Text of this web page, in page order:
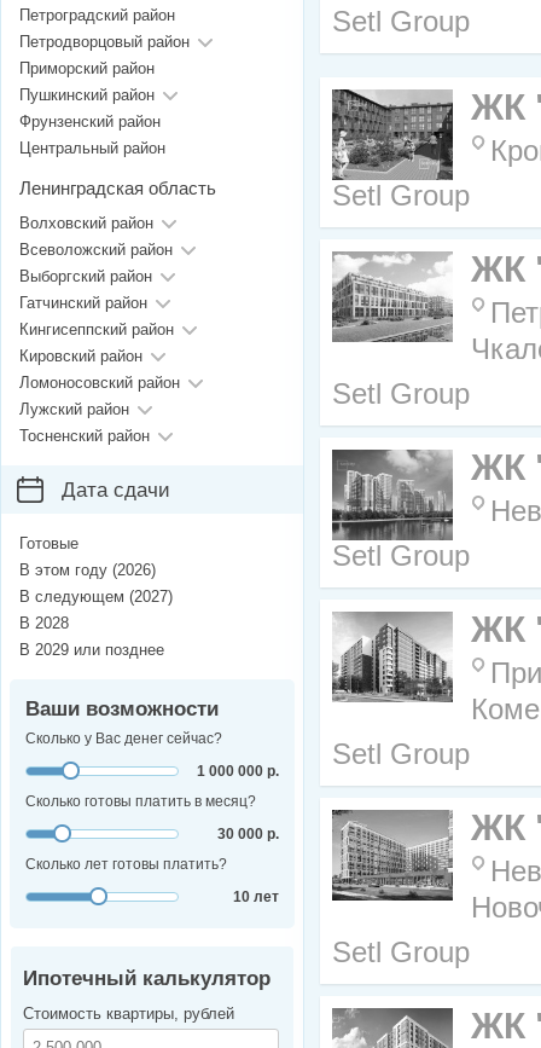
Setl Group
ЖК
Setl Group
ЖК
Setl Group
ЖК
Setl Group
ЖК
Setl Group
ЖК
Setl Group
ЖК
Петроградский район
Петродворцовый район
Приморский район
Пушкинский район
Фрунзенский район
Центральный район
Ленинградская область
Волховский район
Всеволожский район
Выборгский район
Гатчинский район
Кингисеппский район
Кировский район
Ломоносовский район
Лужский район
Тосненский район
Дата сдачи
Готовые
В этом году (2026)
В следующем (2027)
В 2028
В 2029 или позднее
Ваши возможности
Сколько у Вас денег сейчас?
1 000 000 р.
Сколько готовы платить в месяц?
30 000 р.
Сколько лет готовы платить?
10 лет
Ипотечный калькулятор
Стоимость квартиры, рублей